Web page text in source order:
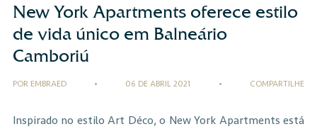
New York Apartments oferece estilo
de vida único em Balneário
Camboriú
POR EMBRAED • 06 DE ABRIL 2021 • COMPARTILHE
Inspirado no estilo Art Déco, o New York Apartments está